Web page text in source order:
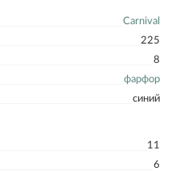
Carnival
225
8
фарфор
синий
11
6